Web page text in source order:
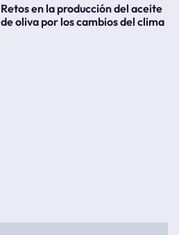
Retos en la producción del aceite
de oliva por los cambios del clima